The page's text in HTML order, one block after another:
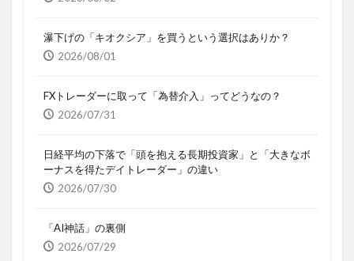
瀑下げの「キオクシア」を買うという選択はありか？
2026/08/01
FXトレーダーに取って「為替介入」ってどうなの？
2026/07/31
日経平均の下落で「頭を抱える長期投資家」と「大きなボ
ーナスを得たデイトレーダー」の違い
2026/07/30
「AI神話」の裏側
2026/07/29